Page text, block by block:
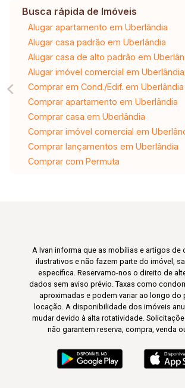
Busca rápida de Imóveis
Alugar apartamento em Uberlândia
Alugar casa padrão em Uberlândia
Alugar casa de alto padrão em
Alugar imóvel comercial em Uberlândia
Comprar em Cond./Edif. em Uberlândia
Comprar apartamento em Uberlândia
Comprar casa em Uberlândia
Comprar imóvel comercial em
Comprar lançamentos em Uberlândia
Comprar com Permuta
A Ivan informa que as mobílias e artigos de
ilustrativos e não fazem parte do imóvel,
específica. Reservamo-nos o direito de
dados sem aviso prévio. Taxas como
aproximadas e podem variar ao longo do
locação. A disponibilidade dos imóveis
mudar devido à alta rotatividade.
não garantem reserva, compra, venda